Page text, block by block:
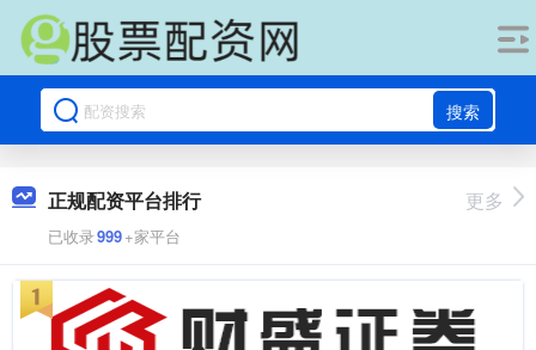
搜索
正规配资平台排行
已收录999+家平台
更多